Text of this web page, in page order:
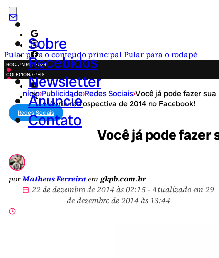
Pular para o conteúdo principalPular para o rodapé
Sobre
Recebidos
Newsletter
Anuncie
Contato
ROCK IN RIO 2026
COLECIONÁVEIS
FESTA JUNINA
NOVIDADES
CAMPANHAS CRIATIVAS
Início›Publicidade›Redes Sociais›Você já pode fazer sua
própria retrospectiva de 2014 no Facebook!
Redes Sociais
Você já pode fazer
porMatheus Ferreiraemgkpb.com.br
22 de dezembro de 2014 às 02:15 - Atualizado em 29
de dezembro de 2014 às 13:44